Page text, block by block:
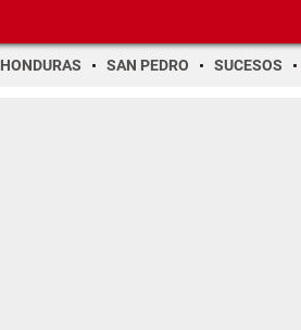
HONDURAS SAN PEDRO SUCESOS